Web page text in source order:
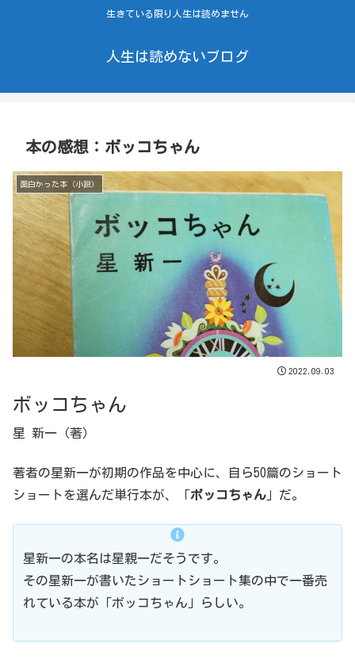
生きている限り人生は読めません
人生は読めないブログ
本の感想：ボッコちゃん
面白かった本（小説）
2022.09.03
ボッコちゃん
星 新一（著）
著者の星新一が初期の作品を中心に、自ら50篇のショート
ショートを選んだ単行本が、「ボッコちゃん 」だ。
星新一の本名は星親一だそうです。
その星新一が書いたショートショート集の中で一番売
れている本が「ボッコちゃん」らしい。